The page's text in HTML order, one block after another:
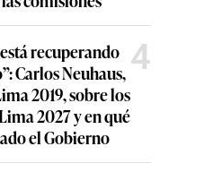
recuperando
Carlos Neuhaus,
2019, sobre los
2027 y en qué
el Gobierno
4